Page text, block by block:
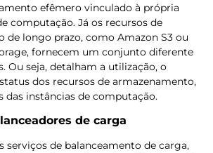
efêmero vinculado à própria
computação. Já os recursos de
de longo prazo, como Amazon S3 ou
fornecem um conjunto diferente
Ou seja, detalham a utilização, o
dos recursos de armazenamento,
das instâncias de computação.
de carga
serviços de balanceamento de carga,